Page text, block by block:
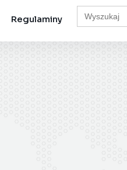
Regulaminy
Search
for: